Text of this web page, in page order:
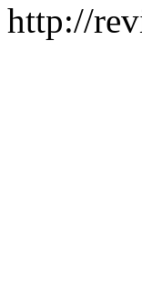
http://